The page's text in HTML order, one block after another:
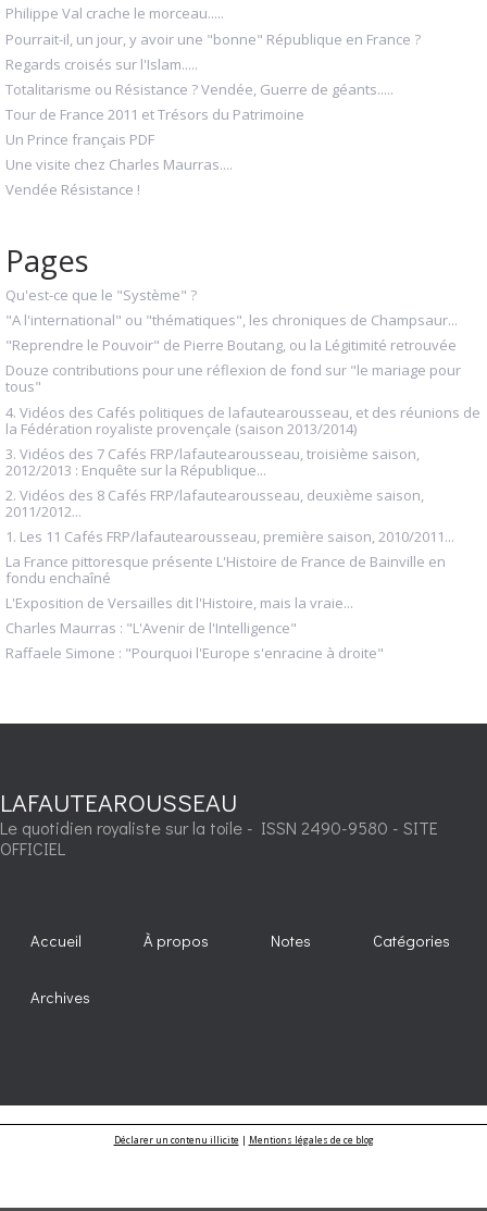
Philippe Val crache le morceau.....
Pourrait-il, un jour, y avoir une "bonne" République en France ?
Regards croisés sur l'Islam.....
Totalitarisme ou Résistance ? Vendée, Guerre de géants.....
Tour de France 2011 et Trésors du Patrimoine
Un Prince français PDF
Une visite chez Charles Maurras....
Vendée Résistance !
Pages
Qu'est-ce que le "Système" ?
"A l'international" ou "thématiques", les chroniques de Champsaur...
"Reprendre le Pouvoir" de Pierre Boutang, ou la Légitimité retrouvée
Douze contributions pour une réflexion de fond sur "le mariage pour
tous"
4. Vidéos des Cafés politiques de lafautearousseau, et des réunions de
la Fédération royaliste provençale (saison 2013/2014)
3. Vidéos des 7 Cafés FRP/lafautearousseau, troisième saison,
2012/2013 : Enquête sur la République...
2. Vidéos des 8 Cafés FRP/lafautearousseau, deuxième saison,
2011/2012...
1. Les 11 Cafés FRP/lafautearousseau, première saison, 2010/2011...
La France pittoresque présente L'Histoire de France de Bainville en
fondu enchaîné
L'Exposition de Versailles dit l'Histoire, mais la vraie...
Charles Maurras : "L'Avenir de l'Intelligence"
Raffaele Simone : "Pourquoi l'Europe s'enracine à droite"
LAFAUTEAROUSSEAU
Le quotidien royaliste sur la toile - ISSN 2490-9580 - SITE
OFFICIEL
Accueil À propos Notes Catégories
Archives
Déclarer un contenu illicite| Mentions légales de ce blog